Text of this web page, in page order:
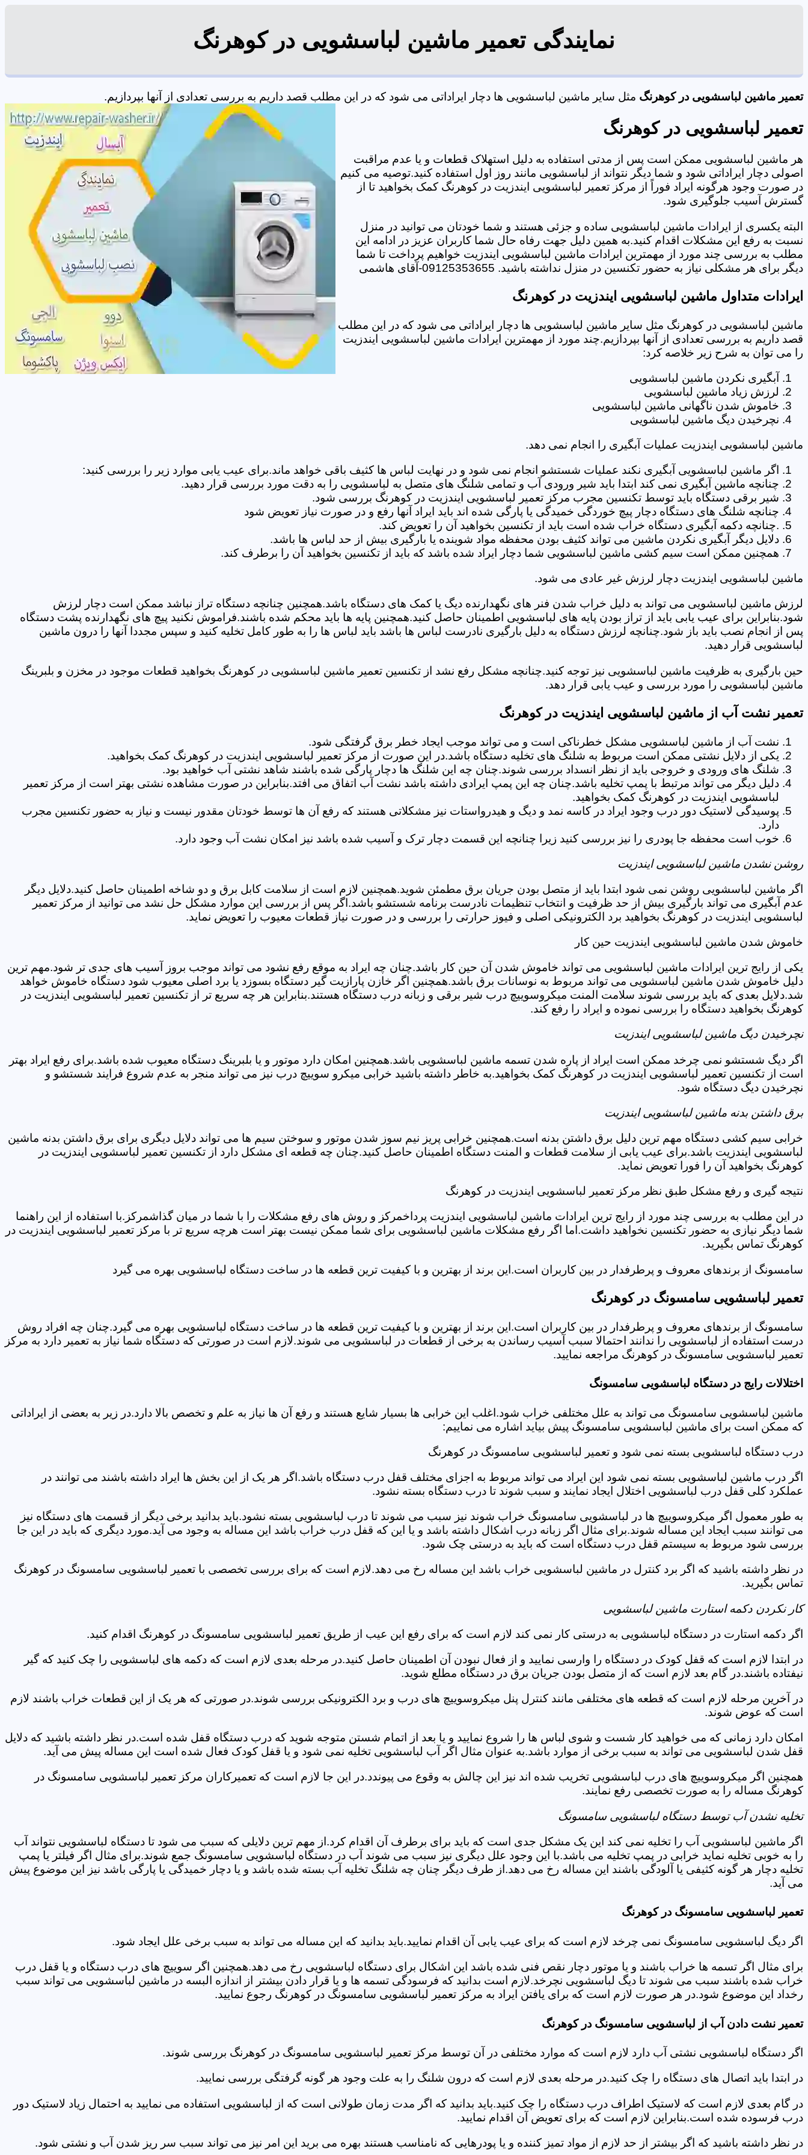
نمایندگی تعمیر ماشین لباسشویی در کوهرنگ
تعمیر ماشین لباسشویی در کوهرنگ مثل سایر ماشین لباسشویی ها دچار ایراداتی می شود که در این مطلب قصد داریم به بررسی تعدادی از آنها بپردازیم.
تعمیر لباسشویی در کوهرنگ
هر ماشین لباسشویی ممکن است پس از مدتی استفاده به دلیل استهلاک قطعات و یا عدم مراقبت
اصولی دچار ایراداتی شود و شما دیگر نتواند از لباسشویی مانند روز اول استفاده کنید.توصیه می کنیم
در صورت وجود هرگونه ایراد فوراً از مرکز تعمیر لباسشویی ایندزیت در کوهرنگ کمک بخواهید تا از
گسترش آسیب جلوگیری شود.
البته یکسری از ایرادات ماشین لباسشویی ساده و جزئی هستند و شما خودتان می توانید در منزل
نسبت به رفع این مشکلات اقدام کنید.به همین دلیل جهت رفاه حال شما کاربران عزیز در ادامه این
مطلب به بررسی چند مورد از مهمترین ایرادات ماشین لباسشویی ایندزیت خواهیم پرداخت تا شما
دیگر برای هر مشکلی نیاز به حضور تکنسین در منزل نداشته باشید. 09125353655-آقای هاشمی
ایرادات متداول ماشین لباسشویی ایندزیت در کوهرنگ
ماشین لباسشویی در کوهرنگ مثل سایر ماشین لباسشویی ها دچار ایراداتی می شود که در این مطلب
قصد داریم به بررسی تعدادی از آنها بپردازیم.چند مورد از مهمترین ایرادات ماشین لباسشویی ایندزیت
را می توان به شرح زیر خلاصه کرد:
آبگیری نکردن ماشین لباسشویی
لرزش زیاد ماشین لباسشویی
خاموش شدن ناگهانی ماشین لباسشویی
نچرخیدن دیگ ماشین لباسشویی
ماشین لباسشویی ایندزیت عملیات آبگیری را انجام نمی دهد.
اگر ماشین لباسشویی آبگیری نکند عملیات شستشو انجام نمی شود و در نهایت لباس ها کثیف باقی خواهد ماند.برای عیب یابی موارد زیر را بررسی کنید:
چنانچه ماشین آبگیری نمی کند ابتدا باید شیر ورودی آب و تمامی شلنگ های متصل به لباسشویی را به دقت مورد بررسی قرار دهید.
شیر برقی دستگاه باید توسط تکنسین مجرب مرکز تعمیر لباسشویی ایندزیت در کوهرنگ بررسی شود.
چنانچه شلنگ های دستگاه دچار پیچ خوردگی خمیدگی یا پارگی شده اند باید ایراد آنها رفع و در صورت نیاز تعویض شود
.چنانچه دکمه آبگیری دستگاه خراب شده است باید از تکنسین بخواهید آن را تعویض کند.
دلایل دیگر آبگیری نکردن ماشین می تواند کثیف بودن محفظه مواد شوینده یا بارگیری بیش از حد لباس ها باشد.
همچنین ممکن است سیم کشی ماشین لباسشویی شما دچار ایراد شده باشد که باید از تکنسین بخواهید آن را برطرف کند.
ماشین لباسشویی ایندزیت دچار لرزش غیر عادی می شود.
لرزش ماشین لباسشویی می تواند به دلیل خراب شدن فنر های نگهدارنده دیگ یا کمک های دستگاه باشد.همچنین چنانچه دستگاه تراز نباشد ممکن است دچار لرزش
شود.بنابراین برای عیب یابی باید از تراز بودن پایه های لباسشویی اطمینان حاصل کنید.همچنین پایه ها باید محکم شده باشند.فراموش نکنید پیچ های نگهدارنده پشت دستگاه
پس از انجام نصب باید باز شود.چنانچه لرزش دستگاه به دلیل بارگیری نادرست لباس ها باشد باید لباس ها را به طور کامل تخلیه کنید و سپس مجددا آنها را درون ماشین
لباسشویی قرار دهید.
حین بارگیری به ظرفیت ماشین لباسشویی نیز توجه کنید.چنانچه مشکل رفع نشد از تکنسین تعمیر ماشین لباسشویی در کوهرنگ بخواهید قطعات موجود در مخزن و بلبرینگ
ماشین لباسشویی را مورد بررسی و عیب یابی قرار دهد.
تعمیر نشت آب از ماشین لباسشویی ایندزیت در کوهرنگ
نشت آب از ماشین لباسشویی مشکل خطرناکی است و می تواند موجب ایجاد خطر برق گرفتگی شود.
یکی از دلایل نشتی ممکن است مربوط به شلنگ های تخلیه دستگاه باشد.در این صورت از مرکز تعمیر لباسشویی ایندزیت در کوهرنگ کمک بخواهید.
شلنگ های ورودی و خروجی باید از نظر انسداد بررسی شوند.چنان چه این شلنگ ها دچار پارگی شده باشند شاهد نشتی آب خواهید بود.
دلیل دیگر می تواند مرتبط با پمپ تخلیه باشد.چنان چه این پمپ ایرادی داشته باشد نشت آب اتفاق می افتد.بنابراین در صورت مشاهده نشتی بهتر است از مرکز تعمیر
لباسشویی ایندزیت در کوهرنگ کمک بخواهید.
پوسیدگی لاستیک دور درب وجود ایراد در کاسه نمد و دیگ و هیدرواستات نیز مشکلاتی هستند که رفع آن ها توسط خودتان مقدور نیست و نیاز به حضور تکنسین مجرب
دارد.
خوب است محفظه جا پودری را نیز بررسی کنید زیرا چنانچه این قسمت دچار ترک و آسیب شده باشد نیز امکان نشت آب وجود دارد.
روشن نشدن ماشین لباسشویی ایندزیت
اگر ماشین لباسشویی روشن نمی شود ابتدا باید از متصل بودن جریان برق مطمئن شوید.همچنین لازم است از سلامت کابل برق و دو شاخه اطمینان حاصل کنید.دلایل دیگر
عدم آبگیری می تواند بارگیری بیش از حد ظرفیت و انتخاب تنظیمات نادرست برنامه شستشو باشد.اگر پس از بررسی این موارد مشکل حل نشد می توانید از مرکز تعمیر
لباسشویی ایندزیت در کوهرنگ بخواهید برد الکترونیکی اصلی و فیوز حرارتی را بررسی و در صورت نیاز قطعات معیوب را تعویض نماید.
خاموش شدن ماشین لباسشویی ایندزیت حین کار
یکی از رایج ترین ایرادات ماشین لباسشویی می تواند خاموش شدن آن حین کار باشد.چنان چه ایراد به موقع رفع نشود می تواند موجب بروز آسیب های جدی تر شود.مهم ترین
دلیل خاموش شدن ماشین لباسشویی می تواند مربوط به نوسانات برق باشد.همچنین اگر خازن پارازیت گیر دستگاه بسوزد یا برد اصلی معیوب شود دستگاه خاموش خواهد
شد.دلایل بعدی که باید بررسی شوند سلامت المنت میکروسوییچ درب شیر برقی و زبانه درب دستگاه هستند.بنابراین هر چه سریع تر از تکنسین تعمیر لباسشویی ایندزیت در
کوهرنگ بخواهید دستگاه را بررسی نموده و ایراد را رفع کند.
نچرخیدن دیگ ماشین لباسشویی ایندزیت
اگر دیگ شستشو نمی چرخد ممکن است ایراد از پاره شدن تسمه ماشین لباسشویی باشد.همچنین امکان دارد موتور و یا بلبرینگ دستگاه معیوب شده باشد.برای رفع ایراد بهتر
است از تکنسین تعمیر لباسشویی ایندزیت در کوهرنگ کمک بخواهید.به خاطر داشته باشید خرابی میکرو سوییچ درب نیز می تواند منجر به عدم شروع فرایند شستشو و
نچرخیدن دیگ دستگاه شود.
برق داشتن بدنه ماشین لباسشویی ایندزیت
خرابی سیم کشی دستگاه مهم ترین دلیل برق داشتن بدنه است.همچنین خرابی پریز نیم سوز شدن موتور و سوختن سیم ها می تواند دلایل دیگری برای برق داشتن بدنه ماشین
لباسشویی ایندزیت باشد.برای عیب یابی از سلامت قطعات و المنت دستگاه اطمینان حاصل کنید.چنان چه قطعه ای مشکل دارد از تکنسین تعمیر لباسشویی ایندزیت در
کوهرنگ بخواهید آن را فورا تعویض نماید.
نتیجه گیری و رفع مشکل طبق نظر مرکز تعمیر لباسشویی ایندزیت در کوهرنگ
در این مطلب به بررسی چند مورد از رایج ترین ایرادات ماشین لباسشویی ایندزیت پرداخمرکز و روش های رفع مشکلات را با شما در میان گذاشمرکز.با استفاده از این راهنما
شما دیگر نیازی به حضور تکنسین نخواهید داشت.اما اگر رفع مشکلات ماشین لباسشویی برای شما ممکن نیست بهتر است هرچه سریع تر با مرکز تعمیر لباسشویی ایندزیت در
کوهرنگ تماس بگیرید.
سامسونگ از برندهای معروف و پرطرفدار در بین کاربران است.این برند از بهترین و با کیفیت ترین قطعه ها در ساخت دستگاه لباسشویی بهره می گیرد
تعمیر لباسشویی سامسونگ در کوهرنگ
سامسونگ از برندهای معروف و پرطرفدار در بین کاربران است.این برند از بهترین و با کیفیت ترین قطعه ها در ساخت دستگاه لباسشویی بهره می گیرد.چنان چه افراد روش
درست استفاده از لباسشویی را ندانند احتمالا سبب آسیب رساندن به برخی از قطعات در لباسشویی می شوند.لازم است در صورتی که دستگاه شما نیاز به تعمیر دارد به مرکز
تعمیر لباسشویی سامسونگ در کوهرنگ مراجعه نمایید.
اختلالات رایج در دستگاه لباسشویی سامسونگ
ماشین لباسشویی سامسونگ می تواند به علل مختلفی خراب شود.اغلب این خرابی ها بسیار شایع هستند و رفع آن ها نیاز به علم و تخصص بالا دارد.در زیر به بعضی از ایراداتی
که ممکن است برای ماشین لباسشویی سامسونگ پیش بیاید اشاره می نماییم:
درب دستگاه لباسشویی بسته نمی شود و تعمیر لباسشویی سامسونگ در کوهرنگ
اگر درب ماشین لباسشویی بسته نمی شود این ایراد می تواند مربوط به اجزای مختلف قفل درب دستگاه باشد.اگر هر یک از این بخش ها ایراد داشته باشند می توانند در
عملکرد کلی قفل درب لباسشویی اختلال ایجاد نمایند و سبب شوند تا درب دستگاه بسته نشود.
به طور معمول اگر میکروسوییچ ها در لباسشویی سامسونگ خراب شوند نیز سبب می شوند تا درب لباسشویی بسته نشود.باید بدانید برخی دیگر از قسمت های دستگاه نیز
می توانند سبب ایجاد این مساله شوند.برای مثال اگر زبانه درب اشکال داشته باشد و یا این که قفل درب خراب باشد این مساله به وجود می آید.مورد دیگری که باید در این جا
بررسی شود مربوط به سیستم قفل درب دستگاه است که باید به درستی چک شود.
در نظر داشته باشید که اگر برد کنترل در ماشین لباسشویی خراب باشد این مساله رخ می دهد.لازم است که برای بررسی تخصصی با تعمیر لباسشویی سامسونگ در کوهرنگ
تماس بگیرید.
کار نکردن دکمه استارت ماشین لباسشویی
اگر دکمه استارت در دستگاه لباسشویی به درستی کار نمی کند لازم است که برای رفع این عیب از طریق تعمیر لباسشویی سامسونگ در کوهرنگ اقدام کنید.
در ابتدا لازم است که قفل کودک در دستگاه را وارسی نمایید و از فعال نبودن آن اطمینان حاصل کنید.در مرحله بعدی لازم است که دکمه های لباسشویی را چک کنید که گیر
نیفتاده باشند.در گام بعد لازم است که از متصل بودن جریان برق در دستگاه مطلع شوید.
در آخرین مرحله لازم است که قطعه های مختلفی مانند کنترل پنل میکروسوییچ های درب و برد الکترونیکی بررسی شوند.در صورتی که هر یک از این قطعات خراب باشند لازم
است که عوض شوند.
امکان دارد زمانی که می خواهید کار شست و شوی لباس ها را شروع نمایید و یا بعد از اتمام شستن متوجه شوید که درب دستگاه قفل شده است.در نظر داشته باشید که دلایل
قفل شدن لباسشویی می تواند به سبب برخی از موارد باشد.به عنوان مثال اگر آب لباسشویی تخلیه نمی شود و یا قفل کودک فعال شده است این مساله پیش می آید.
همچنین اگر میکروسوییچ های درب لباسشویی تخریب شده اند نیز این چالش به وقوع می پیوندد.در این جا لازم است که تعمیرکاران مرکز تعمیر لباسشویی سامسونگ در
کوهرنگ مساله را به صورت تخصصی رفع نمایند.
تخلیه نشدن آب توسط دستگاه لباسشویی سامسونگ
اگر ماشین لباسشویی آب را تخلیه نمی کند این یک مشکل جدی است که باید برای برطرف آن اقدام کرد.از مهم ترین دلایلی که سبب می شود تا دستگاه لباسشویی نتواند آب
را به خوبی تخلیه نماید خرابی در پمپ تخلیه می باشد.با این وجود علل دیگری نیز سبب می شوند آب در دستگاه لباسشویی سامسونگ جمع شوند.برای مثال اگر فیلتر یا پمپ
تخلیه دچار هر گونه کثیفی یا آلودگی باشند این مساله رخ می دهد.از طرف دیگر چنان چه شلنگ تخلیه آب بسته شده باشد و یا دچار خمیدگی یا پارگی باشد نیز این موضوع پیش
می آید.
تعمیر لباسشویی سامسونگ در کوهرنگ
اگر دیگ لباسشویی سامسونگ نمی چرخد لازم است که برای عیب یابی آن اقدام نمایید.باید بدانید که این مساله می تواند به سبب برخی علل ایجاد شود.
برای مثال اگر تسمه ها خراب باشند و یا موتور دچار نقص فنی شده باشد این اشکال برای دستگاه لباسشویی رخ می دهد.همچنین اگر سوییچ های درب دستگاه و یا قفل درب
خراب شده باشند سبب می شوند تا دیگ لباسشویی نچرخد.لازم است بدانید که فرسودگی تسمه ها و یا قرار دادن بیشتر از اندازه البسه در ماشین لباسشویی می تواند سبب
رخداد این موضوع شود.در هر صورت لازم است که برای یافتن ایراد به مرکز تعمیر لباسشویی سامسونگ در کوهرنگ رجوع نمایید.
تعمیر نشت دادن آب از لباسشویی سامسونگ در کوهرنگ
اگر دستگاه لباسشویی نشتی آب دارد لازم است که موارد مختلفی در آن توسط مرکز تعمیر لباسشویی سامسونگ در کوهرنگ بررسی شوند.
در ابتدا باید اتصال های دستگاه را چک کنید.در مرحله بعدی لازم است که درون شلنگ را به علت وجود هر گونه گرفتگی بررسی نمایید.
در گام بعدی لازم است که لاستیک اطراف درب دستگاه را چک کنید.باید بدانید که اگر مدت زمان طولانی است که از لباسشویی استفاده می نمایید به احتمال زیاد لاستیک دور
درب فرسوده شده است.بنابراین لازم است که برای تعویض آن اقدام نمایید.
در نظر داشته باشید که اگر بیشتر از حد لازم از مواد تمیز کننده و یا پودرهایی که نامناسب هستند بهره می برید این امر نیز می تواند سبب سر ریز شدن آب و نشتی شود.